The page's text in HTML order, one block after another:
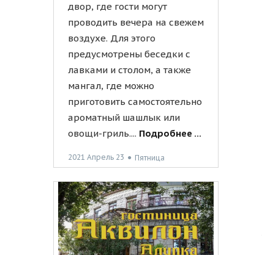
двор, где гости могут
проводить вечера на свежем
воздухе. Для этого
предусмотрены беседки с
лавками и столом, а также
мангал, где можно
приготовить самостоятельно
ароматный шашлык или
овощи-гриль.... Подробнее ...
2021 Апрель 23 ● Пятница